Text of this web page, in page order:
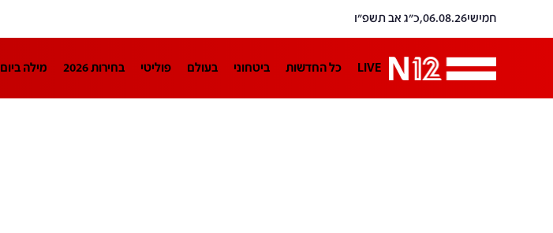
חמישי06.08.26, כ״ג אב תשפ״ו
LIVE כל החדשות ביטחוני בעולם פוליטי בחירות 2026 מילה ביום